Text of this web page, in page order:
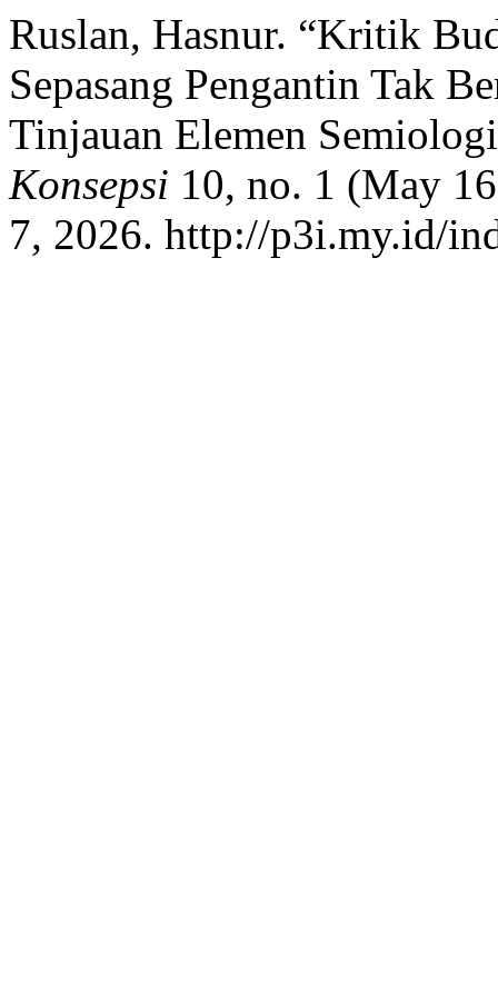
Ruslan, Hasnur. “Kritik
Sepasang Pengantin Tak
Tinjauan Elemen
Konsepsi 10, no. 1 (May
7, 2026. http://p3i.my.id/